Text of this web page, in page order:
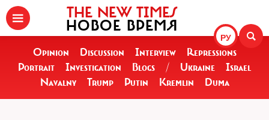
РУ
THE NEW TIMES
НОВОЕ ВРЕМЯ
Opinion Discussion Interview
Repressions
Portrait
Investigation Blogs / Ukraine
Israel
Navalny
Trump Putin Kremlin Duma